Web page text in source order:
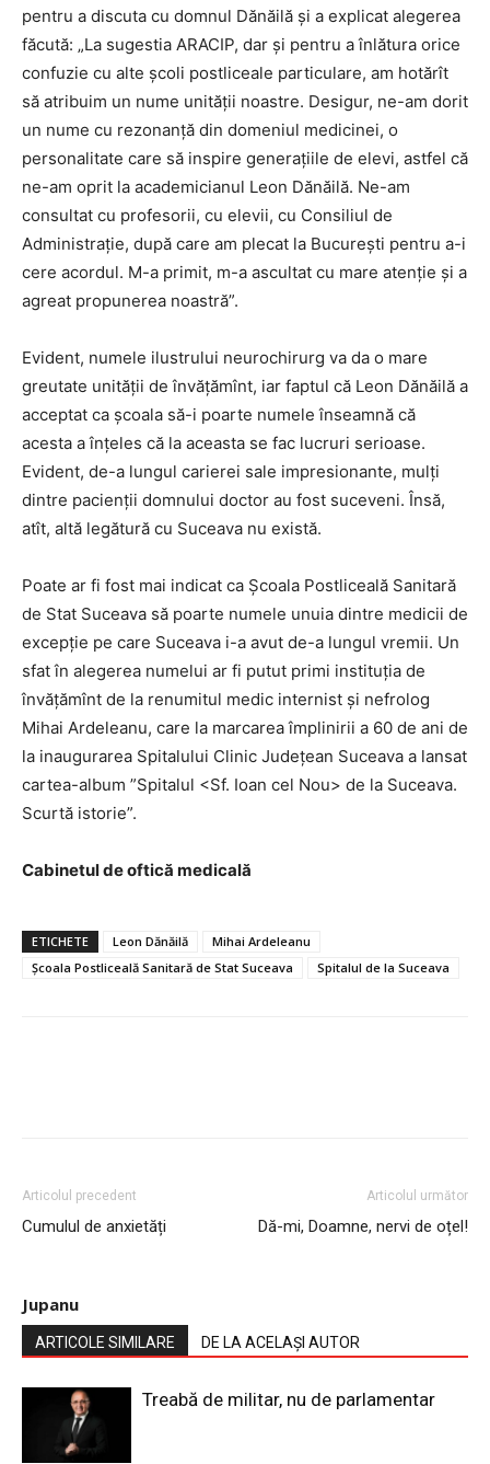
pentru a discuta cu domnul Dănăilă și a explicat alegerea
făcută: „La sugestia ARACIP, dar și pentru a înlătura orice
confuzie cu alte școli postliceale particulare, am hotărît
să atribuim un nume unității noastre. Desigur, ne-am dorit
un nume cu rezonanță din domeniul medicinei, o
personalitate care să inspire generațiile de elevi, astfel că
ne-am oprit la academicianul Leon Dănăilă. Ne-am
consultat cu profesorii, cu elevii, cu Consiliul de
Administrație, după care am plecat la București pentru a-i
cere acordul. M-a primit, m-a ascultat cu mare atenție și a
agreat propunerea noastră”.
Evident, numele ilustrului neurochirurg va da o mare
greutate unității de învățămînt, iar faptul că Leon Dănăilă a
acceptat ca școala să-i poarte numele înseamnă că
acesta a înțeles că la aceasta se fac lucruri serioase.
Evident, de-a lungul carierei sale impresionante, mulți
dintre pacienții domnului doctor au fost suceveni. Însă,
atît, altă legătură cu Suceava nu există.
Poate ar fi fost mai indicat ca Școala Postliceală Sanitară
de Stat Suceava să poarte numele unuia dintre medicii de
excepție pe care Suceava i-a avut de-a lungul vremii. Un
sfat în alegerea numelui ar fi putut primi instituția de
învățămînt de la renumitul medic internist și nefrolog
Mihai Ardeleanu, care la marcarea împlinirii a 60 de ani de
la inaugurarea Spitalului Clinic Județean Suceava a lansat
cartea-album ”Spitalul <Sf. Ioan cel Nou> de la Suceava.
Scurtă istorie”.
Cabinetul de oftică medicală
ETICHETE Leon Dănăilă
Mihai Ardeleanu
Școala Postliceală Sanitară de Stat Suceava
Spitalul de la Suceava
Articolul precedent
Cumulul de anxietăți
Articolul următor
Dă-mi, Doamne, nervi de oțel!
Jupanu
ARTICOLE SIMILARE DE LA ACELAȘI AUTOR
Treabă de militar, nu de parlamentar